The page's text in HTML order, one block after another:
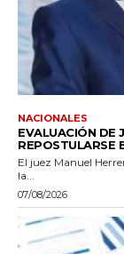
NACIONALES
EVALUACIÓN DE
REPOSTULARSE
El juez Manuel
la...
07/08/2026